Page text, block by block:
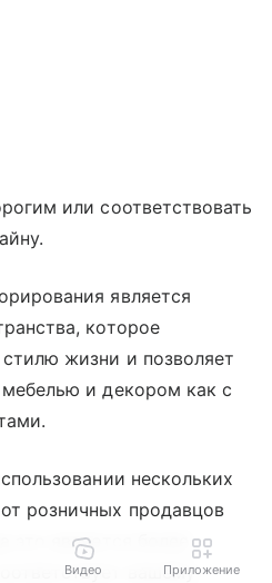
или соответствовать
является
которое
жизни и позволяет
и декором как с
нескольких
розничных продавцов
это является более
вашему
Видео Приложение